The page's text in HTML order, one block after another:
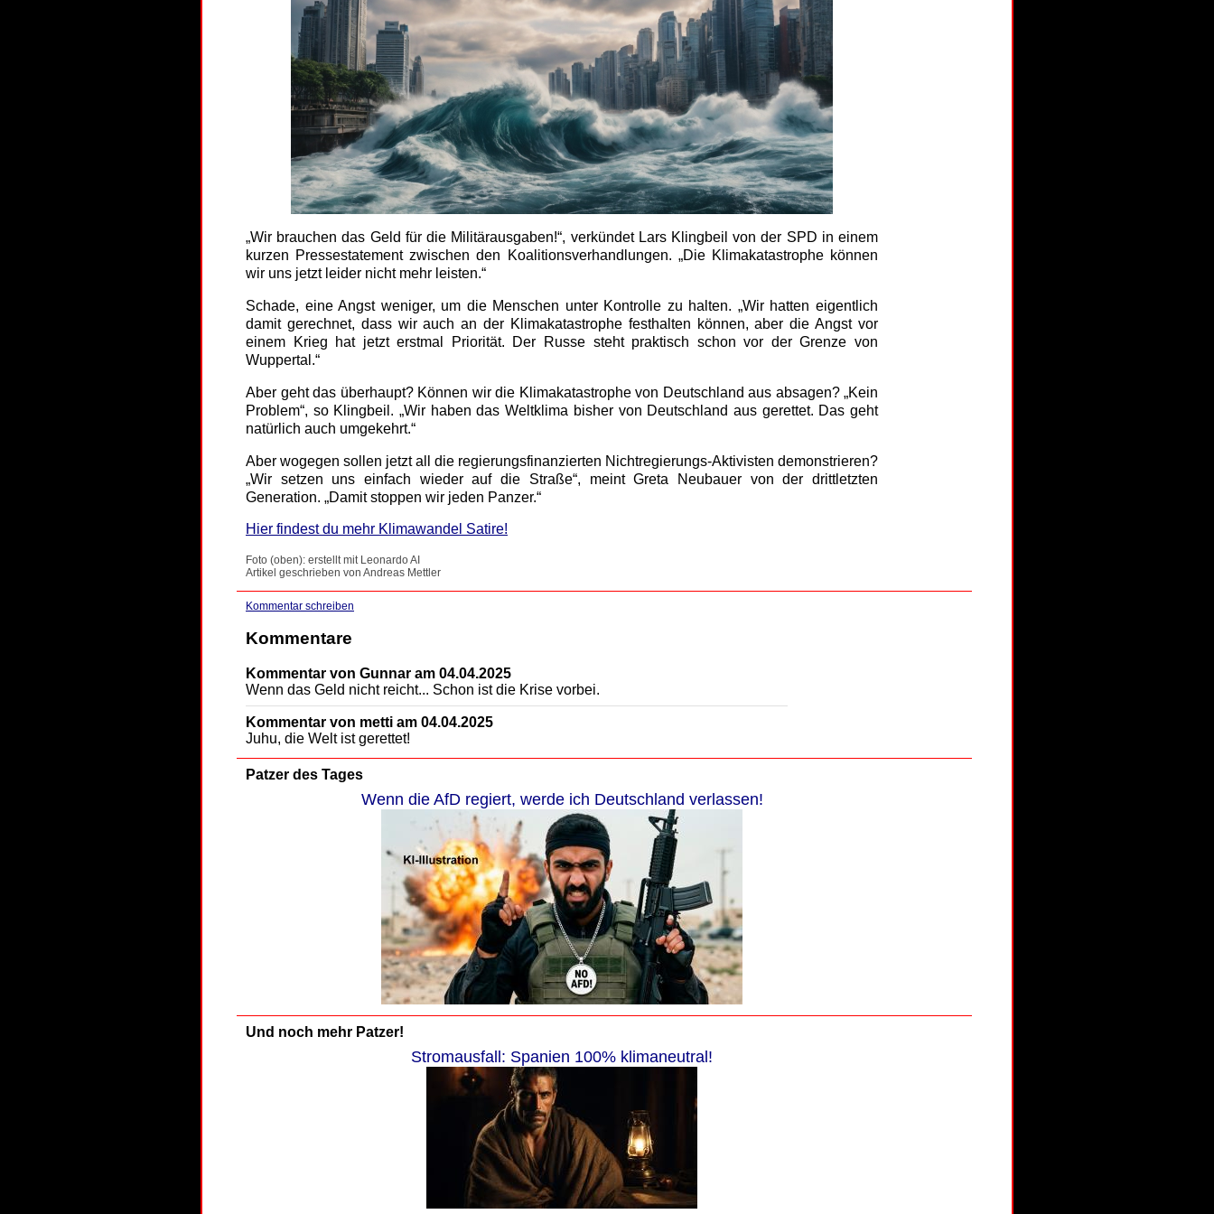
„Wir brauchen das Geld für die Militärausgaben!“, verkündet Lars Klingbeil von der SPD in einem
kurzen Pressestatement zwischen den Koalitionsverhandlungen. „Die Klimakatastrophe können
wir uns jetzt leider nicht mehr leisten.“
Schade, eine Angst weniger, um die Menschen unter Kontrolle zu halten. „Wir hatten eigentlich
damit gerechnet, dass wir auch an der Klimakatastrophe festhalten können, aber die Angst vor
einem Krieg hat jetzt erstmal Priorität. Der Russe steht praktisch schon vor der Grenze von
Wuppertal.“
Aber geht das überhaupt? Können wir die Klimakatastrophe von Deutschland aus absagen? „Kein
Problem“, so Klingbeil. „Wir haben das Weltklima bisher von Deutschland aus gerettet. Das geht
natürlich auch umgekehrt.“
Aber wogegen sollen jetzt all die regierungsfinanzierten Nichtregierungs-Aktivisten demonstrieren?
„Wir setzen uns einfach wieder auf die Straße“, meint Greta Neubauer von der drittletzten
Generation. „Damit stoppen wir jeden Panzer.“
Hier findest du mehr Klimawandel Satire!
Foto (oben): erstellt mit Leonardo AI
Artikel geschrieben von Andreas Mettler
Kommentar schreiben
Kommentare
Kommentar von Gunnar am 04.04.2025
Wenn das Geld nicht reicht... Schon ist die Krise vorbei.
Kommentar von metti am 04.04.2025
Juhu, die Welt ist gerettet!
Patzer des Tages
Wenn die AfD regiert, werde ich Deutschland verlassen!
Und noch mehr Patzer!
Stromausfall: Spanien 100% klimaneutral!